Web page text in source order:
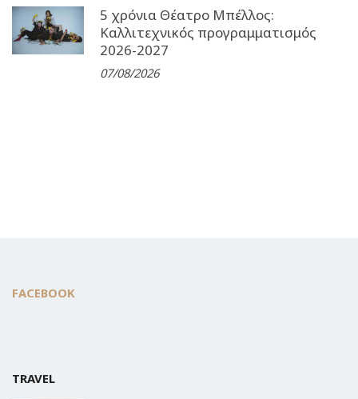
5 χρόνια Θέατρο Μπέλλος:
Καλλιτεχνικός προγραμματισμός
2026-2027
07/08/2026
FACEBOOK
TRAVEL